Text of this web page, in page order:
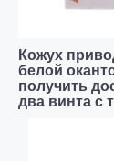
Кожух
белой
получить
два винта с